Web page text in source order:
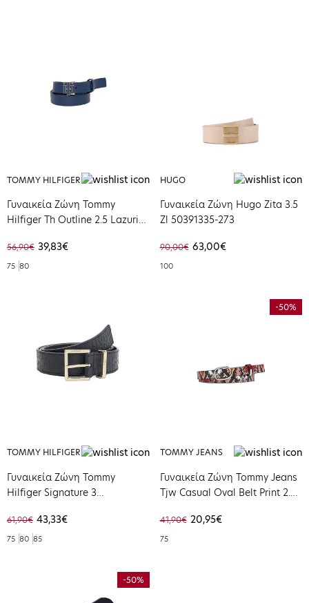
TOMMY HILFIGER
Γυναικεία Ζώνη Tommy
Hilfiger Th Outline 2.5 Lazurite
56,90€ 39,83€
75 80
HUGO
Γυναικεία Ζώνη Hugo Zita 3.5
Zl 50391335-273
90,00€ 63,00€
100
TOMMY HILFIGER
Γυναικεία Ζώνη Tommy
Hilfiger Signature 3
AW0AW11692-DW5
61,90€ 43,33€
75 80 85
-50%
TOMMY JEANS
Γυναικεία Ζώνη Tommy Jeans
Tjw Casual Oval Belt Print 2.0
0G4
41,90€ 20,95€
75
-50%